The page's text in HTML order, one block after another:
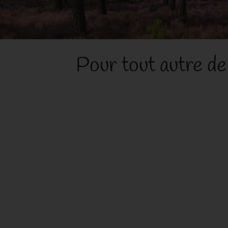
Pour tout autre